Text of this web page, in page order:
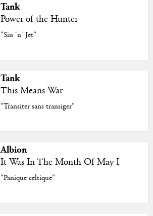
Tank
Power of the Hunter
"Sin 'n' Jet"
Tank
This Means War
"Transiter sans transiger"
Albion
It Was In The Month Of May I
"Panique celtique"